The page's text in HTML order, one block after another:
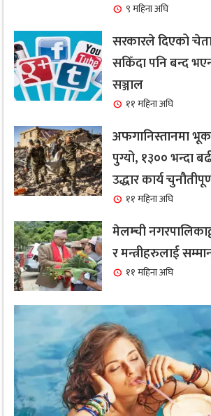
९ महिना अघि
सरकारले दिएको
सकिँदा पनि बन्द
सञ्जाल
११ महिना अघि
अफगानिस्तानमा
पुग्यो, १३०० भन्दा
उद्धार कार्य
११ महिना अघि
मेलम्ची
र मन्त्रीहरुलाई
११ महिना अघि